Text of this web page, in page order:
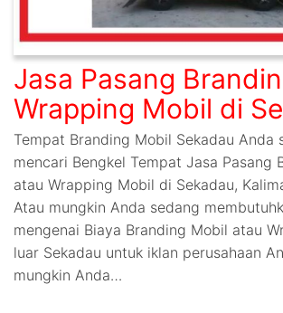
Jasa Pasang
Wrapping Mobil di
Tempat Branding Mobil Sekadau Anda
mencari Bengkel Tempat Jasa Pasang
atau Wrapping Mobil di Sekadau,
Atau mungkin Anda sedang
mengenai Biaya Branding Mobil atau
luar Sekadau untuk iklan perusahaan
mungkin Anda…